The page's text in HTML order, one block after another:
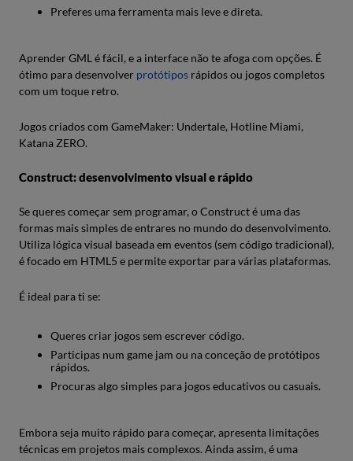
Preferes uma ferramenta mais leve e direta.
Aprender GML é fácil, e a interface não te afoga com opções. É
ótimo para desenvolver protótipos rápidos ou jogos completos
com um toque retro.
Jogos criados com GameMaker: Undertale, Hotline Miami,
Katana ZERO.
Construct: desenvolvimento visual e rápido
Se queres começar sem programar, o Construct é uma das
formas mais simples de entrares no mundo do desenvolvimento.
Utiliza lógica visual baseada em eventos (sem código tradicional),
é focado em HTML5 e permite exportar para várias plataformas.
É ideal para ti se:
Queres criar jogos sem escrever código.
Participas num game jam ou na conceção de protótipos
rápidos.
Procuras algo simples para jogos educativos ou casuais.
Embora seja muito rápido para começar, apresenta limitações
técnicas em projetos mais complexos. Ainda assim, é uma